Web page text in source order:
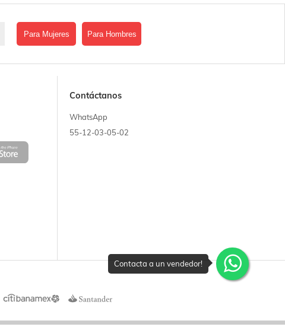
Contacta a un vendedor!
Para Mujeres Para Hombres
Contáctanos
WhatsApp
55-12-03-05-02